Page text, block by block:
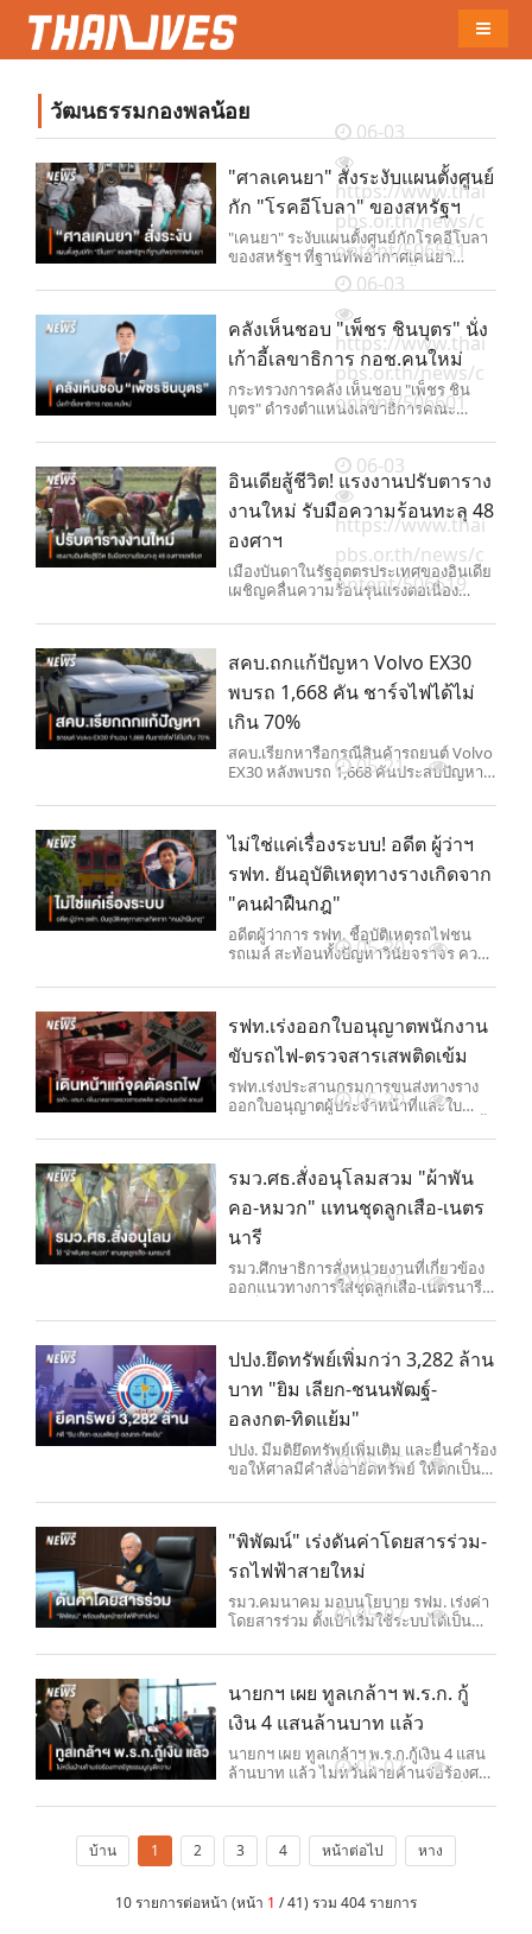
วัฒนธรรมกองพลน้อย
"ศาลเคนยา" สั่งระงับแผนตั้งศูนย์
กัก "โรคอีโบลา" ของสหรัฐฯ
"เคนยา" ระงับแผนตั้งศูนย์กักโรคอีโบลา
ของสหรัฐฯ ที่ฐานทัพอากาศเคนยา
รองรับชาวอเมริกันเสี่ยงติดเชื้อ หลังเผชิญ
เสียงวิจารณ์จากประชาชน
06-03
https://www.thai
pbs.or.th/news/c
ontent/506551
คลังเห็นชอบ "เพ็ชร ชินบุตร" นั่ง
เก้าอี้เลขาธิการ กอช.คนใหม่
กระทรวงการคลัง เห็นชอบ "เพ็ชร ชิน
บุตร" ดำรงตำแหน่งเลขาธิการคณะ
ใหม่
06-03
https://www.thai
pbs.or.th/news/c
ontent/506601
อินเดียสู้ชีวิต! แรงงานปรับตาราง
งานใหม่ รับมือความร้อนทะลุ 48
องศาฯ
เมืองบันดาในรัฐอุตตรประเทศของอินเดีย
เผชิญคลื่นความร้อนรุนแรงต่อเนื่อง
เปลี่ยนเวลาทำงาน ใช้ชีวิตท่ามกลาง
สุขภาพ ด้านนักวิทย์ฯ เตือนปัญหาเกิด
จากภาวะโลกร้อนและการสูญเสีย
ทรัพยากรธรรมชาติ
06-03
https://www.thai
pbs.or.th/news/c
ontent/506619
สคบ.ถกแก้ปัญหา Volvo EX30
พบรถ 1,668 คัน ชาร์จไฟได้ไม่
เกิน 70%
สคบ.เรียกหารือกรณีสินค้ารถยนต์ Volvo
EX30 หลังพบรถ 1,668 คันประสบปัญหา
โว่ฯ เยียวยาเปลี่ยนแบตเตอรีให้ลูกค้า แต่
ยังไม่มีมาตรการซื้อรถคืน
05-21
ไม่ใช่แค่เรื่องระบบ! อดีต ผู้ว่าฯ
รฟท. ยันอุบัติเหตุทางรางเกิดจาก
"คนฝ่าฝืนกฎ"
อดีตผู้ว่าการ รฟท. ชี้อุบัติเหตุรถไฟชน
รถเมล์ สะท้อนทั้งปัญหาวินัยจราจร ความ
ที่ยังล้าหลัง เสนอให้ไทยเร่งใช้ AI กล้อง
อัจฉริยะ และระบบอัตโนมัติเหมือนต่าง
ประเทศ ก่อนเกิดโศกนาฏกรรมซ้ำอีก
05-20
รฟท.เร่งออกใบอนุญาตพนักงาน
ขับรถไฟ-ตรวจสารเสพติดเข้ม
รฟท.เร่งประสานกรมการขนส่งทางราง
ออกใบอนุญาตผู้ประจำหน้าที่และใบ
ตอนยืนยันตัวตน ขณะที่ รฟท. -ขสมก.
เพิ่มมาตรการตรวจแอลกอฮอล์และสาร
เสพติดพนักงานทั่วประเทศ เดินหน้า
โครงการ "มิสซิ่งลิงก์" แก้ปัญหาจุดตัดทาง
รถไฟในเมือง
05-20
รมว.ศธ.สั่งอนุโลมสวม "ผ้าพัน
คอ-หมวก" แทนชุดลูกเสือ-เนตร
นารี
รมว.ศึกษาธิการสั่งหน่วยงานที่เกี่ยวข้อง
ออกแนวทางการใส่ชุดลูกเสือ-เนตรนารี
ให้ใช้ "ผ้าพันคอ-หมวก" ร่วมกับชุด
นักเรียนและชุดพละได้ พร้อมรับข้อเสนอ
ให้ปรับวิชาลูกเสือเป็นวิชาเลือกไป
พิจารณา
05-15
ปปง.ยึดทรัพย์เพิ่มกว่า 3,282 ล้าน
บาท "ยิม เลียก-ชนนพัฒฐ์-
อลงกต-ทิดแย้ม"
ปปง. มีมติยึดทรัพย์เพิ่มเติม และยื่นคำร้อง
ขอให้ศาลมีคำสั่งอายัดทรัพย์ ให้ตกเป็น
ต้องหารายคดีสำคัญ เช่น "แตงไทย-ชน
นพัฒฐ์-นายอลงกต-ทิตแย้ม" รวมจำนวน
2,100 รายการ มูลค่าทรัพย์สินกว่า 3,282
ล้านบาท
05-15
"พิพัฒน์" เร่งดันค่าโดยสารร่วม-
รถไฟฟ้าสายใหม่
รมว.คมนาคม มอบนโยบาย รฟม. เร่งค่า
โดยสารร่วม ตั้งเป้าเริ่มใช้ระบบได้เป็น
ดันรถไฟฟ้าสายใหม่ เปิดทางเอกชนร่วม
กระทบกับหนี้สาธารณะ
05-07
นายกฯ เผย ทูลเกล้าฯ พ.ร.ก. กู้
เงิน 4 แสนล้านบาท แล้ว
นายกฯ เผย ทูลเกล้าฯ พ.ร.ก.กู้เงิน 4 แสน
ล้านบาท แล้ว ไม่หวั่นฝ่ายค้านจ่อร้องศาล
กู้มาก่อน มั่นใจ "ไทยช่วยไทย" ไม่สะดุด
05-07
บ้าน 1 2 3 4 หน้าต่อไป หาง
10 รายการต่อหน้า (หน้า 1 / 41) รวม 404 รายการ